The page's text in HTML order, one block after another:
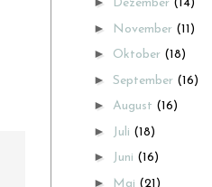
Dezember (14)
► November (11)
► Oktober (18)
► September (16)
► August (16)
► Juli (18)
► Juni (16)
► Mai (21)